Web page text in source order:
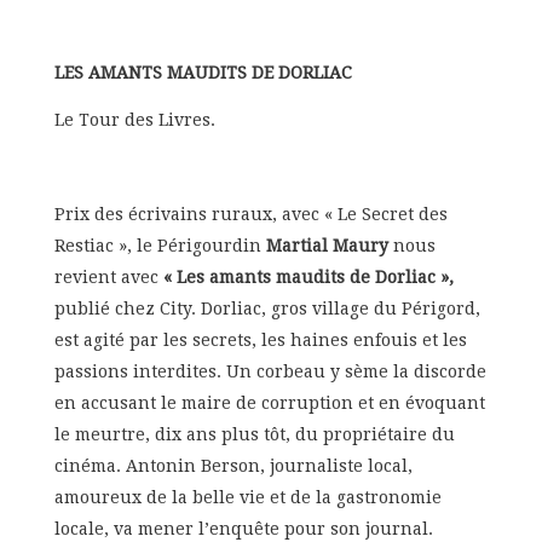
LES AMANTS MAUDITS DE DORLIAC
Le Tour des Livres.
Prix des écrivains ruraux, avec « Le Secret des
Restiac », le Périgourdin Martial Maurynous
revient avec « Les amants maudits de Dorliac »,
publié chez City. Dorliac, gros village du Périgord,
est agité par les secrets, les haines enfouis et les
passions interdites. Un corbeau y sème la discorde
en accusant le maire de corruption et en évoquant
le meurtre, dix ans plus tôt, du propriétaire du
cinéma. Antonin Berson, journaliste local,
amoureux de la belle vie et de la gastronomie
locale, va mener l’enquête pour son journal.